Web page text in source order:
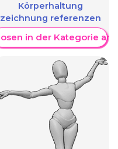
Körperhaltung
zeichnung referenzen
in der Kategorie